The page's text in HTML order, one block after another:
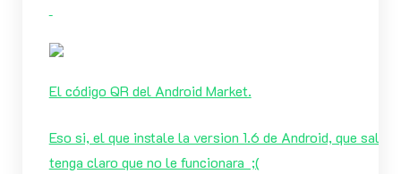
El código QR del Android Market.
Eso si, el que instale la version 1.6 de Android, que
tenga claro que no le funcionara ;(